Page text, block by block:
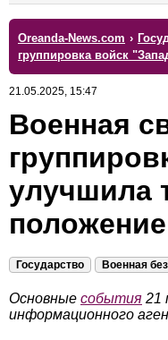
Oreanda-News.com ›
группировка войск
21.05.2025, 15:47
Военная
улучшила
положение
Государство Военная
Основные события 21
информационного